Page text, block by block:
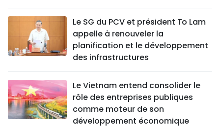
Le SG du PCV et président To Lam
appelle à renouveler la
planification et le développement
des infrastructures
Le Vietnam entend consolider le
rôle des entreprises publiques
comme moteur de son
développement économique